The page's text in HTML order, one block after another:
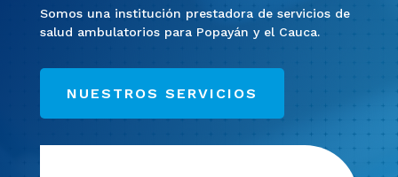
Somos una institución prestadora de servicios de
salud ambulatorios para Popayán y el Cauca.
NUESTROS SERVICIOS